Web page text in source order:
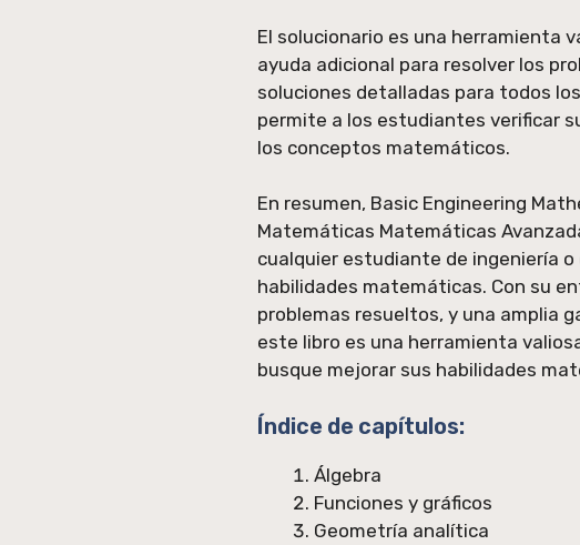
El solucionario es una herramienta
ayuda adicional para resolver los
soluciones detalladas para todos
permite a los estudiantes verificar
los conceptos matemáticos.
En resumen, Basic Engineering
Matemáticas Matemáticas
cualquier estudiante de ingeniería
habilidades matemáticas. Con su
problemas resueltos, y una amplia
este libro es una herramienta
busque mejorar sus habilidades
Índice de capítulos:
Álgebra
Funciones y gráficos
Geometría analítica